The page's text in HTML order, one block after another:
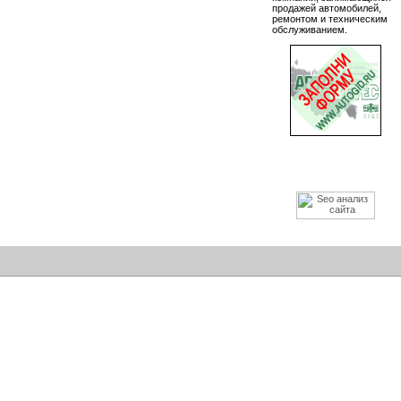
продажей автомобилей,
ремонтом и техническим
обслуживанием.